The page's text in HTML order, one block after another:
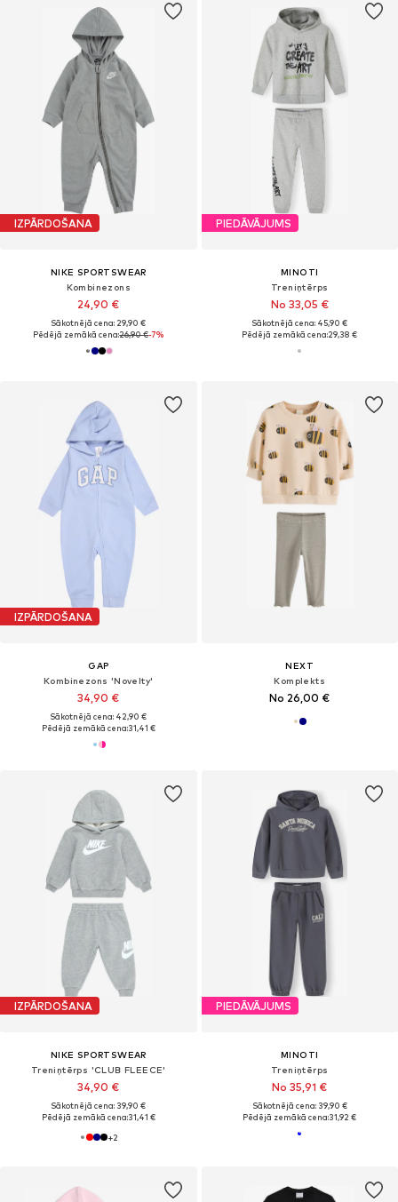
IZPĀRDOŠANA
NIKE SPORTSWEAR
Kombinezons
24,90 €
Sākotnējā cena: 29,90 €
Pēdējā zemākā cena:26,90 €-7%
PIEDĀVĀJUMS
MINOTI
Treniņtērps
No 33,05 €
Sākotnējā cena: 45,90 €
Pēdējā zemākā cena:29,38 €
IZPĀRDOŠANA
GAP
Kombinezons 'Novelty'
34,90 €
Sākotnējā cena: 42,90 €
Pēdējā zemākā cena:31,41 €
NEXT
Komplekts
No 26,00 €
IZPĀRDOŠANA
NIKE SPORTSWEAR
Treniņtērps 'CLUB FLEECE'
34,90 €
Sākotnējā cena: 39,90 €
Pēdējā zemākā cena:31,41 €
+2
PIEDĀVĀJUMS
MINOTI
Treniņtērps
No 35,91 €
Sākotnējā cena: 39,90 €
Pēdējā zemākā cena:31,92 €